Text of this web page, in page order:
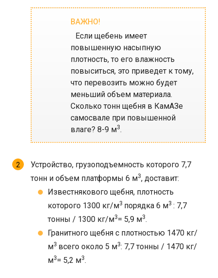
Если щебень имеет
повышенную насыпную
плотность, то его влажность
повыситься, это приведет к тому,
что перевозить можно будет
меньший объем материала.
Сколько тонн щебня в КамАЗе
самосвале при повышенной
влаге? 8-9 м3.
Устройство, грузоподъемность которого 7,7
тонн и объем платформы 6 м3, доставит:
Известнякового щебня, плотность
которого 1300 кг/м3 порядка 6 м3 : 7,7
тонны / 1300 кг/м3= 5,9 м3.
Гранитного щебня с плотностью 1470 кг/
м3 всего около 5 м3: 7,7 тонны / 1470 кг/
м3= 5,2 м3.